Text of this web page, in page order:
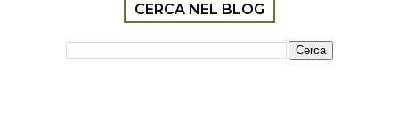
CERCA NEL BLOG